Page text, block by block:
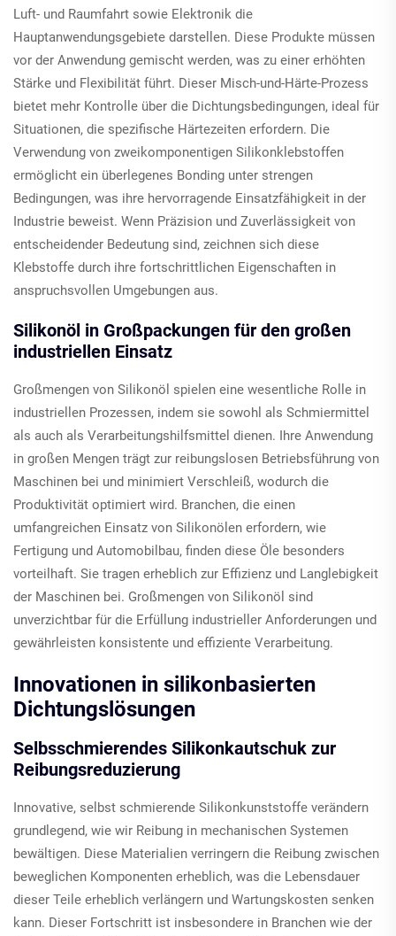
Luft- und Raumfahrt sowie Elektronik die
Hauptanwendungsgebiete darstellen. Diese Produkte müssen
vor der Anwendung gemischt werden, was zu einer erhöhten
Stärke und Flexibilität führt. Dieser Misch-und-Härte-Prozess
bietet mehr Kontrolle über die Dichtungsbedingungen, ideal für
Situationen, die spezifische Härtezeiten erfordern. Die
Verwendung von zweikomponentigen Silikonklebstoffen
ermöglicht ein überlegenes Bonding unter strengen
Bedingungen, was ihre hervorragende Einsatzfähigkeit in der
Industrie beweist. Wenn Präzision und Zuverlässigkeit von
entscheidender Bedeutung sind, zeichnen sich diese
Klebstoffe durch ihre fortschrittlichen Eigenschaften in
anspruchsvollen Umgebungen aus.
Silikonöl in Großpackungen für den großen
industriellen Einsatz
Großmengen von Silikonöl spielen eine wesentliche Rolle in
industriellen Prozessen, indem sie sowohl als Schmiermittel
als auch als Verarbeitungshilfsmittel dienen. Ihre Anwendung
in großen Mengen trägt zur reibungslosen Betriebsführung von
Maschinen bei und minimiert Verschleiß, wodurch die
Produktivität optimiert wird. Branchen, die einen
umfangreichen Einsatz von Silikonölen erfordern, wie
Fertigung und Automobilbau, finden diese Öle besonders
vorteilhaft. Sie tragen erheblich zur Effizienz und Langlebigkeit
der Maschinen bei. Großmengen von Silikonöl sind
unverzichtbar für die Erfüllung industrieller Anforderungen und
gewährleisten konsistente und effiziente Verarbeitung.
Innovationen in silikonbasierten
Dichtungslösungen
Selbsschmierendes Silikonkautschuk zur
Reibungsreduzierung
Innovative, selbst schmierende Silikonkunststoffe verändern
grundlegend, wie wir Reibung in mechanischen Systemen
bewältigen. Diese Materialien verringern die Reibung zwischen
beweglichen Komponenten erheblich, was die Lebensdauer
dieser Teile erheblich verlängern und Wartungskosten senken
kann. Dieser Fortschritt ist insbesondere in Branchen wie der